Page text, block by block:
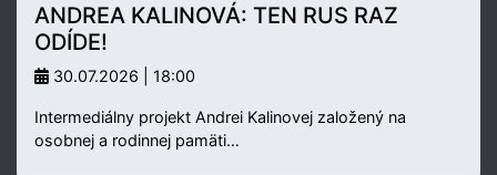
ANDREA KALINOVÁ: TEN RUS RAZ
ODÍDE!
30.07.2026 | 18:00
Intermediálny projekt Andrei Kalinovej založený na
osobnej a rodinnej pamäti…